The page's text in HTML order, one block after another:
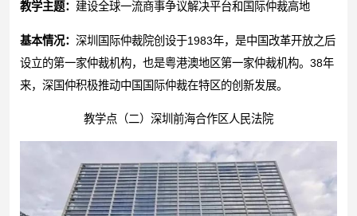
教学主题： 建设全球一流商事争议解决平台和国际仲裁高地
基本情况： 深圳国际仲裁院创设于1983年，是中国改革开放之后
设立的第一家仲裁机构，也是粤港澳地区第一家仲裁机构。38年
来，深国仲积极推动中国国际仲裁在特区的创新发展。
教学点（二）深圳前海合作区人民法院